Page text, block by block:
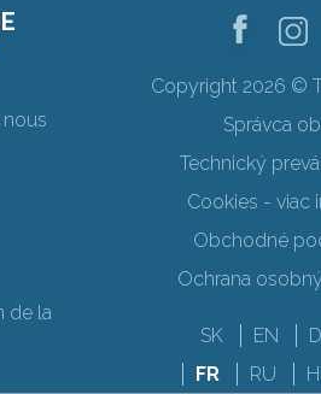
de la
Copyright 2026 ©
Správca
Technický
Cookies - viac
Obchodné
Ochrana
SK EN
FR
RU